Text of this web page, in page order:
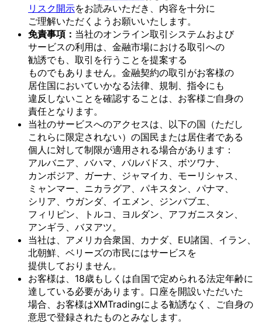
リスク開示をお読みいただき、 内容を十分に
ご理解いただく よう お願いいたします。
免責事項： 当社のオンライン取引システムおよび
サービスの利用は、 金融市場における取引への
勧誘でも、 取引を行う ことを提案する
ものでもありません。 金融契約の取引がお客様の
居住国においていかなる法律、 規制、 指令にも
違反しないことを確認する ことは、 お客様ご自身の
責任と なります。
当社のサービスへのアクセスは、 以下の国 （ただし
これらに限定されない）の国民または居住者である
個人に対して制限が適用される場合があります：
アルバニア、 バハマ、 バルバドス、 ボツワナ、
カンボジア、 ガーナ、 ジャマイカ、 モーリシャス、
ミャンマー、 ニカラグア、 パキスタン、 パナマ、
シリア、 ウガンダ、 イエメン、 ジンバブエ、
フィリピン、
トルコ、 ヨルダン、 アフガニスタン、
アンギラ、 バヌアツ。
当社は、 アメリカ合衆国、 カナダ、 EU諸国、 イラン、
北朝鮮、 ベリーズの市民にはサービスを
提供しておりません。
お客様は、 18歳も しくは自国で定められる法定年齢に
達している必要があります。 口座を開設いただいた
場合、 お客様はXMTradingによる勧誘なく、 ご自身の
意思で登録された ものとみなします。